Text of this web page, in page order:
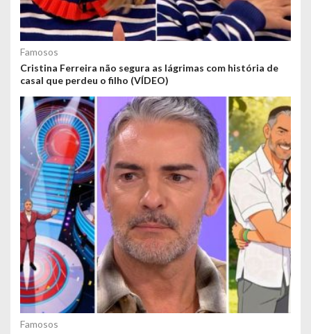
Famosos
Cristina Ferreira não segura as lágrimas com história de
casal que perdeu o filho (VÍDEO)
Famosos